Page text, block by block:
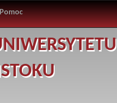
Pomoc